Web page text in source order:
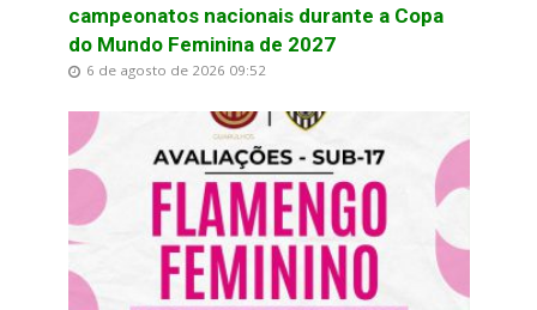
campeonatos nacionais durante a Copa
do Mundo Feminina de 2027
6 de agosto de 2026 09:52